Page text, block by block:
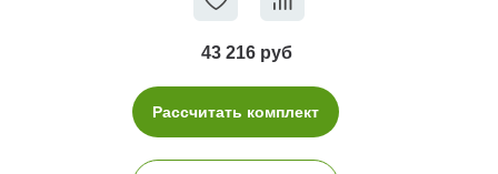
43 216 руб
Рассчитать комплект